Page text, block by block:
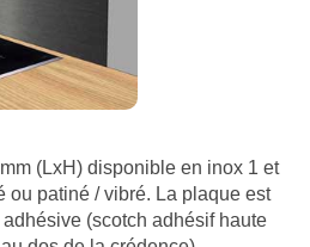
(LxH) disponible en inox 1 et
ou patiné / vibré. La plaque est
(scotch adhésif haute